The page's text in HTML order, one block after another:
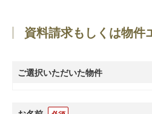
資料請求もしくは物件
ご選択いただいた物件